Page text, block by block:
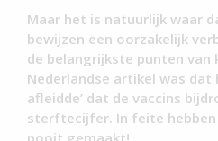
Maar het is natuurlijk waar
bewijzen een oorzakelijk
de belangrijkste punten van
Nederlandse artikel was dat
afleidde’ dat de vaccins
sterftecijfer. In feite hebben
nooit gemaakt!